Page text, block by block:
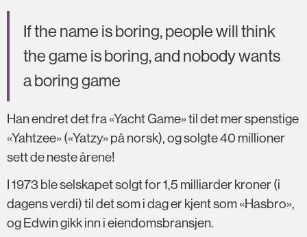
If the name is boring, people will think
the game is boring, and nobody wants
a boring game
Han endret det fra «Yacht Game» til det mer spenstige
«Yahtzee» («Yatzy» på norsk), og solgte 40 millioner
sett de neste årene!
I 1973 ble selskapet solgt for 1,5 milliarder kroner (i
dagens verdi) til det som i dag er kjent som «Hasbro»,
og Edwin gikk inn i eiendomsbransjen.